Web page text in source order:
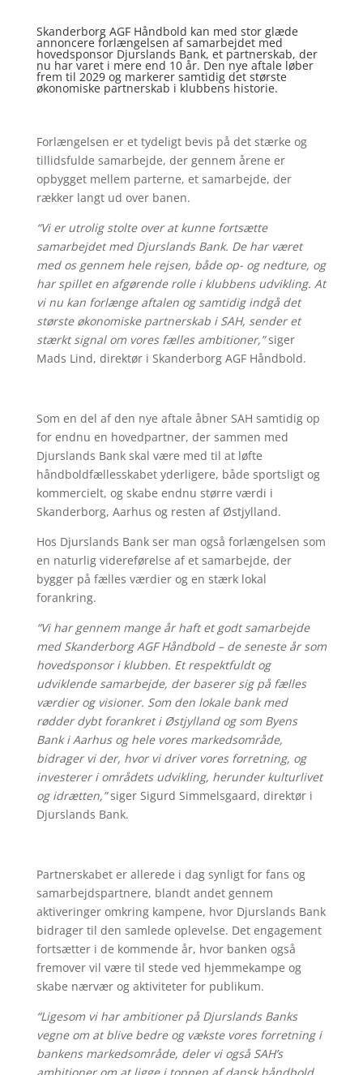
Skanderborg AGF Håndbold kan med stor glæde
annoncere forlængelsen af samarbejdet med
hovedsponsor Djurslands Bank, et partnerskab, der
nu har varet i mere end 10 år. Den nye aftale løber
frem til 2029 og markerer samtidig det største
økonomiske partnerskab i klubbens historie.
Forlængelsen er et tydeligt bevis på det stærke og
tillidsfulde samarbejde, der gennem årene er
opbygget mellem parterne, et samarbejde, der
rækker langt ud over banen.
“Vi er utrolig stolte over at kunne fortsætte
samarbejdet med Djurslands Bank. De har været
med os gennem hele rejsen, både op- og nedture, og
har spillet en afgørende rolle i klubbens udvikling. At
vi nu kan forlænge aftalen og samtidig indgå det
største økonomiske partnerskab i SAH, sender et
stærkt signal om vores fælles ambitioner,”siger
Mads Lind, direktør i Skanderborg AGF Håndbold.
Som en del af den nye aftale åbner SAH samtidig op
for endnu en hovedpartner, der sammen med
Djurslands Bank skal være med til at løfte
håndboldfællesskabet yderligere, både sportsligt og
kommercielt, og skabe endnu større værdi i
Skanderborg, Aarhus og resten af Østjylland.
Hos Djurslands Bank ser man også forlængelsen som
en naturlig videreførelse af et samarbejde, der
bygger på fælles værdier og en stærk lokal
forankring.
“Vi har gennem mange år haft et godt samarbejde
med Skanderborg AGF Håndbold – de seneste år som
hovedsponsor i klubben. Et respektfuldt og
udviklende samarbejde, der baserer sig på fælles
værdier og visioner. Som den lokale bank med
rødder dybt forankret i Østjylland og som Byens
Bank i Aarhus og hele vores markedsområde,
bidrager vi der, hvor vi driver vores forretning, og
investerer i områdets udvikling, herunder kulturlivet
og idrætten,”siger Sigurd Simmelsgaard, direktør i
Djurslands Bank.
Partnerskabet er allerede i dag synligt for fans og
samarbejdspartnere, blandt andet gennem
aktiveringer omkring kampene, hvor Djurslands Bank
bidrager til den samlede oplevelse. Det engagement
fortsætter i de kommende år, hvor banken også
fremover vil være til stede ved hjemmekampe og
skabe nærvær og aktiviteter for publikum.
“Ligesom vi har ambitioner på Djurslands Banks
vegne om at blive bedre og vækste vores forretning i
bankens markedsområde, deler vi også SAH’s